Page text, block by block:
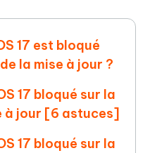
17 est bloqué
la mise à jour ?
17 bloqué sur la
à jour [6 astuces]
17 bloqué sur la